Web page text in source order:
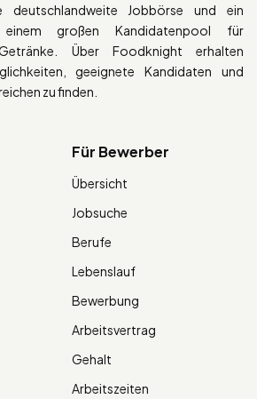
Jobbörse und ein
großen Kandidatenpool für
Über Foodknight erhalten
geeignete Kandidaten und
zu finden.
Für Bewerber
Übersicht
Jobsuche
Berufe
Lebenslauf
Bewerbung
Arbeitsvertrag
Gehalt
Arbeitszeiten